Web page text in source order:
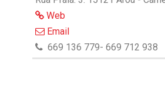
Web
Email
669 136 779- 669 712 938